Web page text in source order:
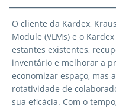
Substituição de estantes
O cliente da Kardex,
Module (VLMs) e o
estantes existentes,
inventário e melhorar a
economizar espaço, mas
rotatividade de
sua eficácia. Com o